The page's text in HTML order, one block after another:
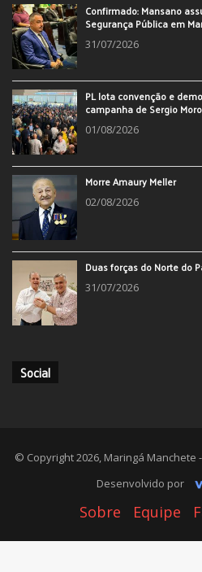
Confirmado: Mansano
Segurança Pública em
31/07/2026
PL lota convenção e
campanha de Sergio
01/08/2026
Morre Amaury Meller
02/08/2026
Duas forças do Norte do
31/07/2026
Social
© Copyright 2026, Maringá
Desenvolvido por
Sobre Equipe